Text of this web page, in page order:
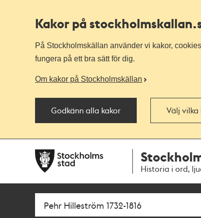
Kakor på stockholmskallan
På Stockholmskällan använder vi kakor,
fungera på ett bra sätt för dig.
Om kakor på Stockholmskällan
Godkänn alla kakor Välj vilka
navigationen
huvudinnehållet
Historia i ord,
Sök